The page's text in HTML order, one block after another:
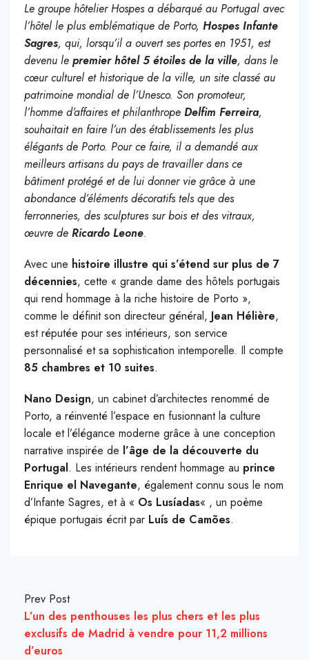
Le groupe hôtelier Hospes a débarqué au Portugal avec
l’hôtel le plus emblématique de Porto, Hospes Infante
Sagres, qui, lorsqu’il a ouvert ses portes en 1951, est
devenu le premier hôtel 5 étoiles de la ville, dans le
cœur culturel et historique de la ville, un site classé au
patrimoine mondial de l’Unesco. Son promoteur,
l’homme d’affaires et philanthrope Delfim Ferreira,
souhaitait en faire l’un des établissements les plus
élégants de Porto. Pour ce faire, il a demandé aux
meilleurs artisans du pays de travailler dans ce
bâtiment protégé et de lui donner vie grâce à une
abondance d’éléments décoratifs tels que des
ferronneries, des sculptures sur bois et des vitraux,
œuvre de Ricardo Leone.
Avec une histoire illustre qui s’étend sur plus de 7
décennies, cette « grande dame des hôtels portugais
qui rend hommage à la riche histoire de Porto »,
comme le définit son directeur général, Jean Hélière,
est réputée pour ses intérieurs, son service
personnalisé et sa sophistication intemporelle. Il compte
85 chambres et 10 suites.
Nano Design, un cabinet d’architectes renommé de
Porto, a réinventé l’espace en fusionnant la culture
locale et l’élégance moderne grâce à une conception
narrative inspirée de l’âge de la découverte du
Portugal. Les intérieurs rendent hommage au prince
Enrique el Navegante, également connu sous le nom
d’Infante Sagres, et à « Os Lusíadas« , un poème
épique portugais écrit par Luís de Camões.
Prev Post
L’un des penthouses les plus chers et les plus
exclusifs de Madrid à vendre pour 11,2 millions
d’euros